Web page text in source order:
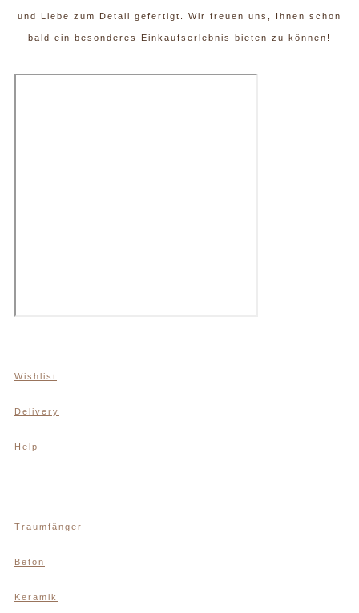
und Liebe zum Detail gefertigt. Wir freuen uns, Ihnen schon
bald ein besonderes Einkaufserlebnis bieten zu können!
Wishlist
Delivery
Help
Traumfänger
Beton
Keramik